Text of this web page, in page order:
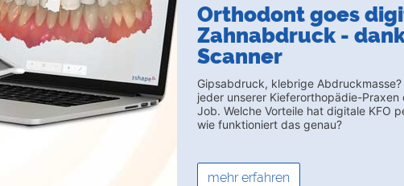
Orthodont goes
Zahnabdruck -
Scanner
Gipsabdruck, klebrige
jeder unserer Kieferorthopädie-
Job. Welche Vorteile hat digitale KFO
wie funktioniert das genau?
mehr erfahren